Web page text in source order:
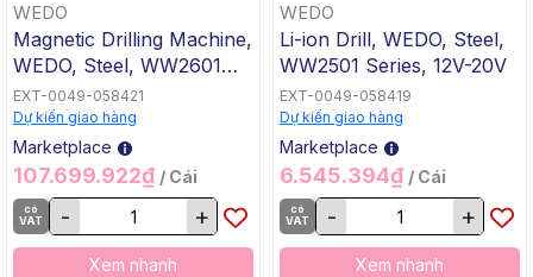
WEDO
Magnetic Drilling Machine,
WEDO, Steel, WW2601
Series, Dia.35mm-120mm,
1100W-2500W
EXT-0049-058421
Dự kiến giao hàng
Marketplace
107.699.922₫ / Cái
có
VAT
- +
Xem nhanh
WEDO
Li-ion Drill, WEDO, Steel,
WW2501 Series, 12V-20V
EXT-0049-058419
Dự kiến giao hàng
Marketplace
6.545.394₫ / Cái
có
VAT
- +
Xem nhanh